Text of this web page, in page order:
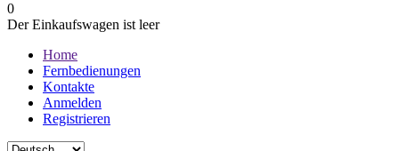
0
Der Einkaufswagen ist leer
Home
Fernbedienungen
Kontakte
Anmelden
Registrieren